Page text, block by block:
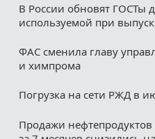
В России обновят ГОСТы
используемой при
ФАС сменила главу
и химпрома
Погрузка на сети РЖД в
Продажи